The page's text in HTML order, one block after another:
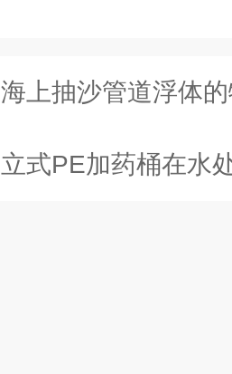
海上抽沙管道浮体
立式PE加药桶在水